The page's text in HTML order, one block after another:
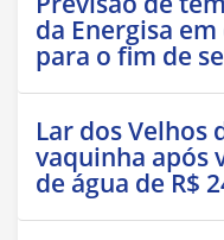
da Energisa
para o fim de
Lar dos Velhos
vaquinha após
de água de R$